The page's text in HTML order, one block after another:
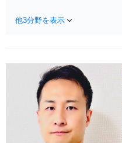
他3分野を表示